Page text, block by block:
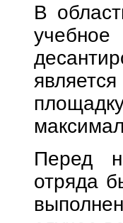
В
Перед
отряда